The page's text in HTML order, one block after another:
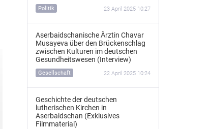
Politik 23 April 2025 10:27
Aserbaidschanische Ärztin Chavar
Musayeva über den Brückenschlag
zwischen Kulturen im deutschen
Gesundheitswesen (Interview)
Gesellschaft 22 April 2025 10:24
Geschichte der deutschen
lutherischen Kirchen in
Aserbaidschan (Exklusives
Filmmaterial)